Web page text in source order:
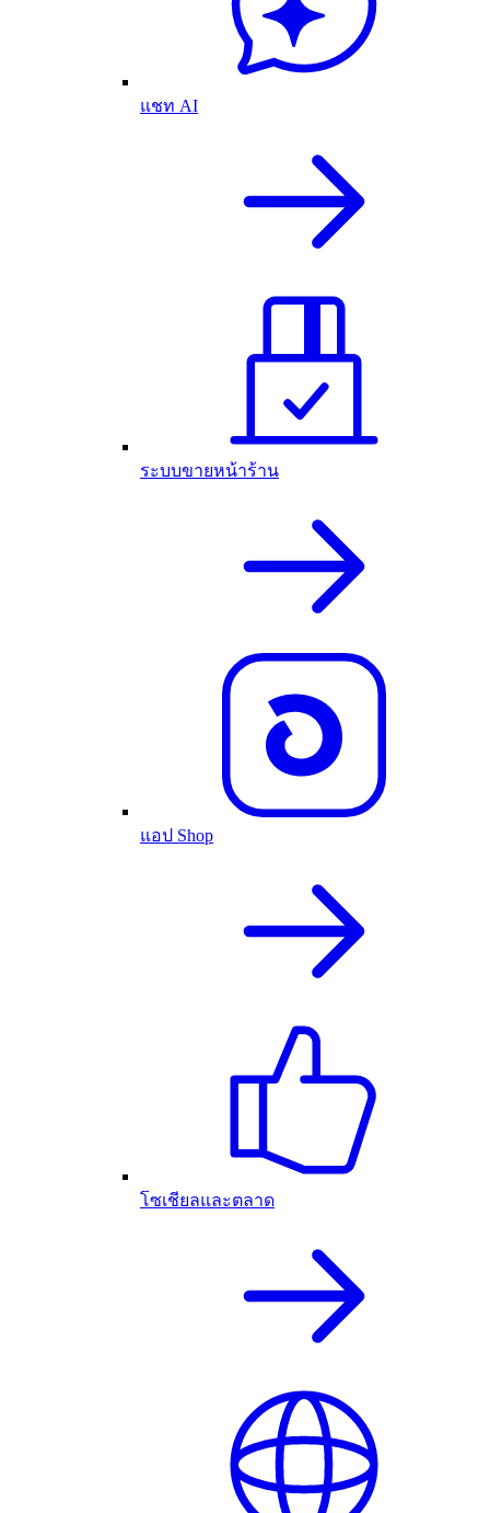
แชท AI
ระบบขายหน้าร้าน
แอป Shop
โซเชียลและตลาด